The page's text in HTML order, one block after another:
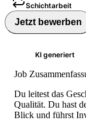
Schichtarbeit
Jetzt bewerben
KI generiert
Job
Du leitest das
Qualität. Du hast
Blick und führst